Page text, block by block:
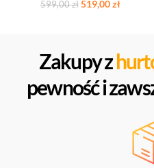
599,00zł 519,00zł
Zakupy z
pewność i